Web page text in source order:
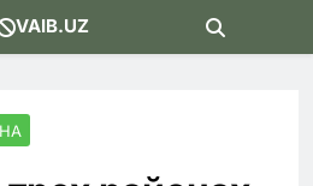
VAIB.UZ